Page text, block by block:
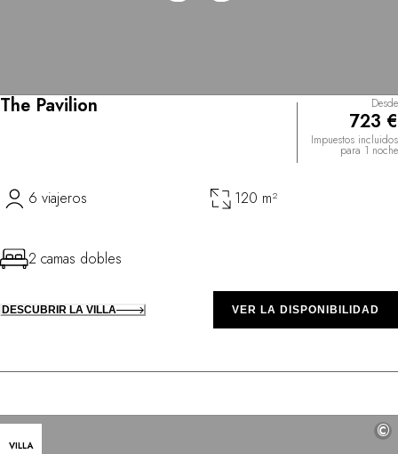
The Pavilion Desde
723 €
Impuestos incluidos
para 1 noche
6 viajeros 120 m²
2 camas dobles
DESCUBRIR LA VILLA VER LA DISPONIBILIDAD
VILLA
©